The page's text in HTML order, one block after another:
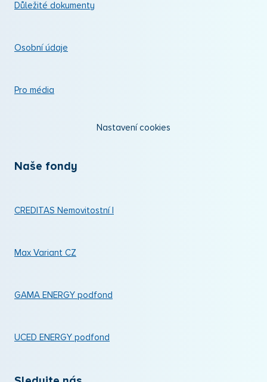
Důležité dokumenty
Osobní údaje
Pro média
Nastavení cookies
Naše fondy
CREDITAS Nemovitostní I
Max Variant CZ
GAMA ENERGY podfond
UCED ENERGY podfond